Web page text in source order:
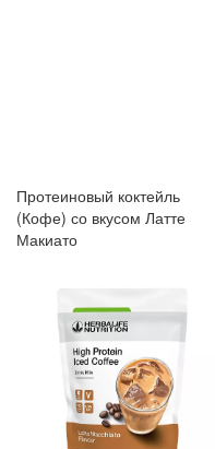
Протеиновый коктейль
(Кофе) со вкусом Латте
Макиато